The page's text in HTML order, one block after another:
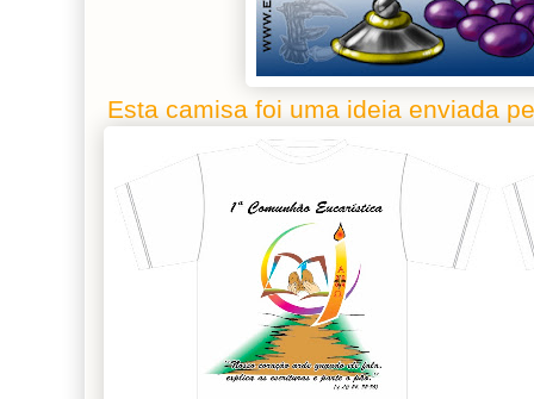
Esta camisa foi uma ideia enviada